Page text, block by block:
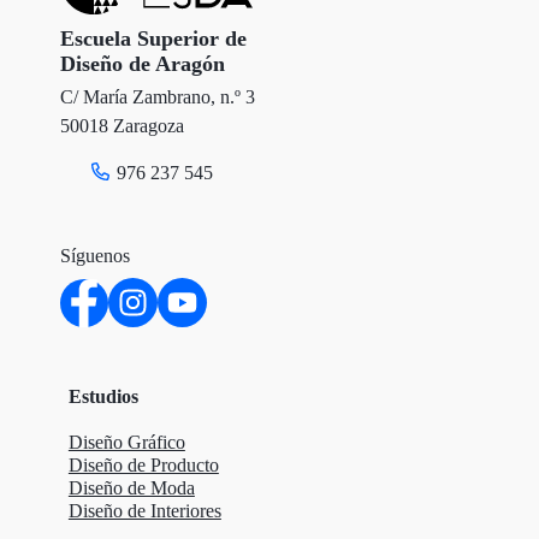
Escuela Superior de
Diseño de Aragón
C/ María Zambrano, n.º 3
50018 Zaragoza
976 237 545
Síguenos
Estudios
Diseño Gráfico
Diseño de Producto
Diseño de Moda
Diseño de Interiores